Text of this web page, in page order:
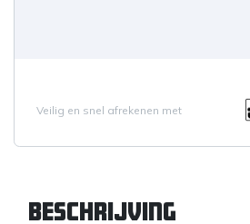
Veilig en snel afrekenen met
Beschrijving